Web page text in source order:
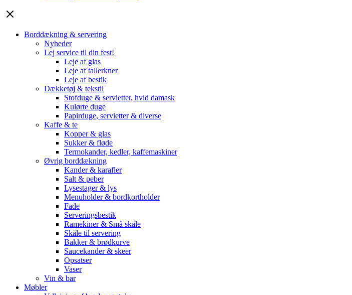
Borddækning & servering
Nyheder
Lej service til din fest!
Leje af glas
Leje af tallerkner
Leje af bestik
Dækketøj & tekstil
Stofduge & servietter, hvid damask
Kulørte duge
Papirduge, servietter & diverse
Kaffe & te
Kopper & glas
Sukker & fløde
Termokander, kedler, kaffemaskiner
Øvrig borddækning
Kander & karafler
Salt & peber
Lysestager & lys
Menuholder & bordkortholder
Fade
Serveringsbestik
Ramekiner & Små skåle
Skåle til servering
Bakker & brødkurve
Saucekander & skeer
Opsatser
Vaser
Vin & bar
Møbler